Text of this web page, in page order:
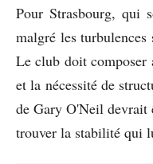
Pour Strasbourg, qui
malgré les
Le club doit composer
et la nécessité de
de Gary O'Neil devrait
trouver la stabilité qui